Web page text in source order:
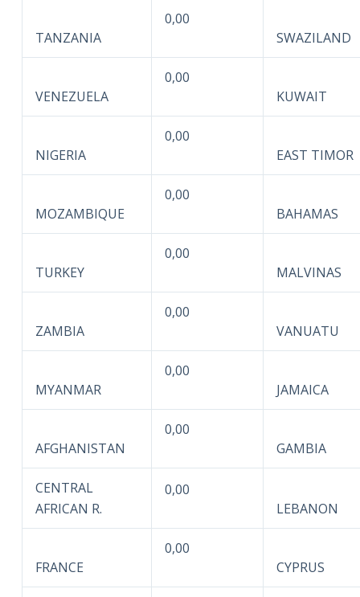
TANZANIA
0,00
SWAZILAND
VENEZUELA
0,00
KUWAIT
NIGERIA
0,00
EAST TIMOR
MOZAMBIQUE
0,00
BAHAMAS
TURKEY
0,00
MALVINAS
ZAMBIA
0,00
VANUATU
MYANMAR
0,00
JAMAICA
AFGHANISTAN
0,00
GAMBIA
CENTRAL
AFRICAN R.
0,00
LEBANON
FRANCE
0,00
CYPRUS